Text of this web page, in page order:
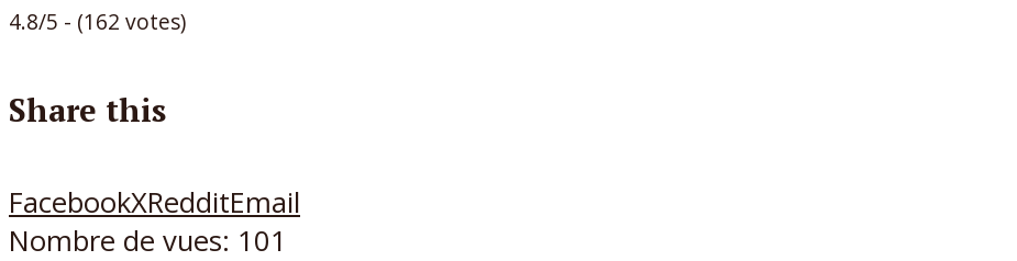
4.8/5 - (162 votes)
Share this
FacebookXRedditEmail
Nombre de vues: 101